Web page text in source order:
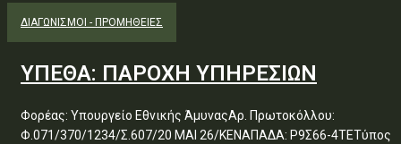
ΔΙΑΓΩΝΙΣΜΟΊ - ΠΡΟΜΉΘΕΙΕΣ
ΥΠΕΘΑ: ΠΑΡΟΧΗ ΥΠΗΡΕΣΙΩΝ
Φορέας: Υπουργείο Εθνικής ΆμυναςΑρ. Πρωτοκόλλου:
Φ.071/370/1234/Σ.607/20 ΜΑΙ 26/ΚΕΝΑΠΑΔΑ: Ρ9Σ66-4ΤΕΤύπος